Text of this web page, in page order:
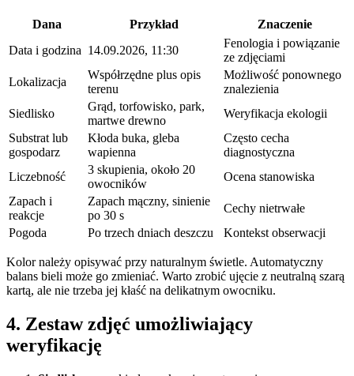
Tabela
artykule
Dana Przykład
Znaczenie
Data i godzina 14.09.2026, 11:30
Fenologia i powiązanie
ze zdjęciami
Lokalizacja
Współrzędne plus opis
terenu
Możliwość ponownego
znalezienia
Siedlisko
Grąd, torfowisko, park,
martwe drewno
Weryfikacja ekologii
Substrat lub
gospodarz
Kłoda buka, gleba
wapienna
Często cecha
diagnostyczna
Liczebność
3 skupienia, około 20
owocników
Ocena stanowiska
Zapach i
reakcje
Zapach mączny, sinienie
po 30 s
Cechy nietrwałe
Pogoda
Po trzech dniach deszczu Kontekst obserwacji
Kolor należy opisywać przy naturalnym świetle. Automatyczny
balans bieli może go zmieniać. Warto zrobić ujęcie z neutralną szarą
kartą, ale nie trzeba jej kłaść na delikatnym owocniku.
4. Zestaw zdjęć umożliwiający
weryfikację